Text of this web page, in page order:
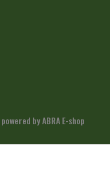
powered by ABRA E-shop